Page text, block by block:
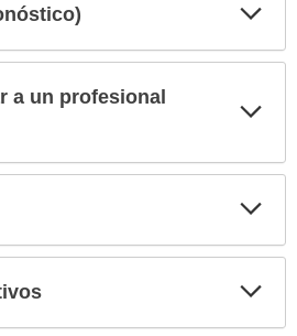
a un profesional